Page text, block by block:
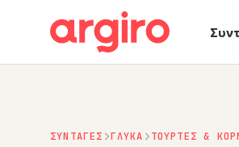
ΣΥΝΤΑΓΕΣ ΓΛΥΚΑ ΤΟΥΡΤΕΣ &